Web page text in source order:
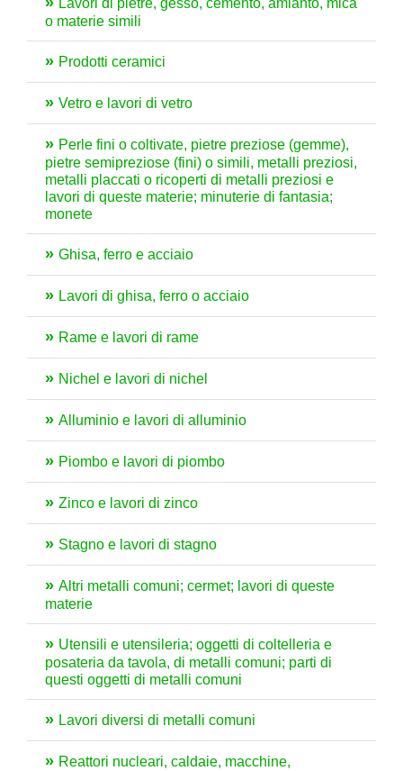
Lavori di pietre, gesso, cemento, amianto, mica
o materie simili
Prodotti ceramici
Vetro e lavori di vetro
Perle fini o coltivate, pietre preziose (gemme),
pietre semipreziose (fini) o simili, metalli preziosi,
metalli placcati o ricoperti di metalli preziosi e
lavori di queste materie; minuterie di fantasia;
monete
Ghisa, ferro e acciaio
Lavori di ghisa, ferro o acciaio
Rame e lavori di rame
Nichel e lavori di nichel
Alluminio e lavori di alluminio
Piombo e lavori di piombo
Zinco e lavori di zinco
Stagno e lavori di stagno
Altri metalli comuni; cermet; lavori di queste
materie
Utensili e utensileria; oggetti di coltelleria e
posateria da tavola, di metalli comuni; parti di
questi oggetti di metalli comuni
Lavori diversi di metalli comuni
Reattori nucleari, caldaie, macchine,